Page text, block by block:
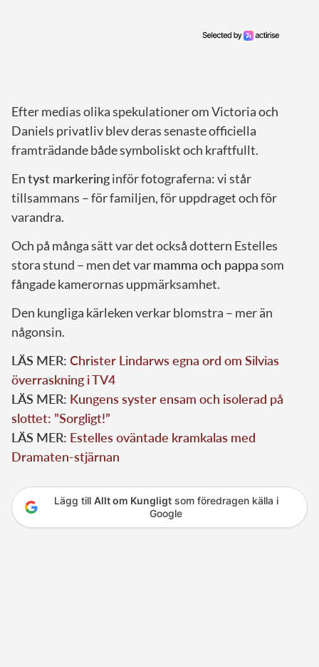
Efter medias olika spekulationer om Victoria och
Daniels privatliv blev deras senaste officiella
framträdande både symboliskt och kraftfullt.
Entyst markeringinför fotograferna: vi står
tillsammans – för familjen, för uppdraget och för
varandra.
Och på många sätt var det också dottern Estelles
stora stund – men det varmamma och pappasom
fångade kamerornas uppmärksamhet.
Den kungliga kärleken verkar blomstra – mer än
någonsin.
LÄS MER: Christer Lindarws egna ord om Silvias
överraskning i TV4
LÄS MER: Kungens syster ensam och isolerad på
slottet: ”Sorgligt!”
LÄS MER: Estelles oväntade kramkalas med
Dramaten-stjärnan
Lägg till Allt om Kungligtsom föredragen källa i
Google